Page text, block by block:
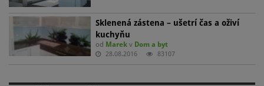
Sklenená zástena – ušetrí čas a oživí
kuchyňu
od Marek v Dom a byt
28.08.2016 83107